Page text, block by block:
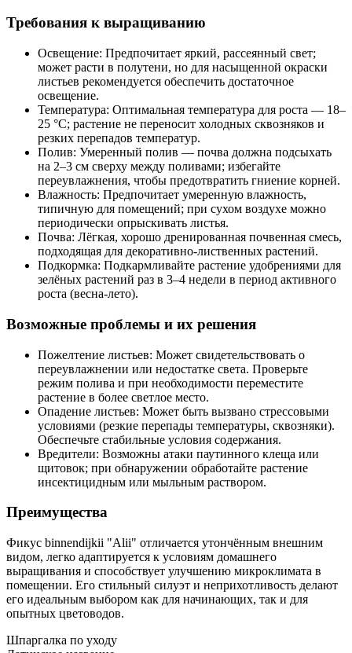
Требования к выращиванию
Освещение: Предпочитает яркий, рассеянный свет;
может расти в полутени, но для насыщенной окраски
листьев рекомендуется обеспечить достаточное
освещение.
Температура: Оптимальная температура для роста — 18–
25 °C; растение не переносит холодных сквозняков и
резких перепадов температур.
Полив: Умеренный полив — почва должна подсыхать
на 2–3 см сверху между поливами; избегайте
переувлажнения, чтобы предотвратить гниение корней.
Влажность: Предпочитает умеренную влажность,
типичную для помещений; при сухом воздухе можно
периодически опрыскивать листья.
Почва: Лёгкая, хорошо дренированная почвенная смесь,
подходящая для декоративно-лиственных растений.
Подкормка: Подкармливайте растение удобрениями для
зелёных растений раз в 3–4 недели в период активного
роста (весна-лето).
Возможные проблемы и их решения
Пожелтение листьев: Может свидетельствовать о
переувлажнении или недостатке света. Проверьте
режим полива и при необходимости переместите
растение в более светлое место.
Опадение листьев: Может быть вызвано стрессовыми
условиями (резкие перепады температуры, сквозняки).
Обеспечьте стабильные условия содержания.
Вредители: Возможны атаки паутинного клеща или
щитовок; при обнаружении обработайте растение
инсектицидным или мыльным раствором.
Преимущества
Фикус binnendijkii "Alii" отличается утончённым внешним
видом, легко адаптируется к условиям домашнего
выращивания и способствует улучшению микроклимата в
помещении. Его стильный силуэт и неприхотливость делают
его идеальным выбором как для начинающих, так и для
опытных цветоводов.
Шпаргалка по уходу